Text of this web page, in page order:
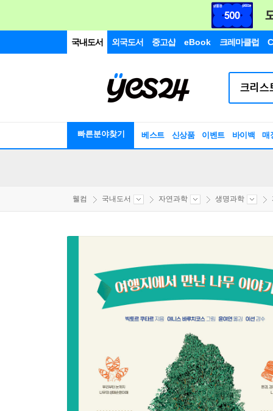
국내도서 외국도서 중고샵 eBook 크레마클럽
빠른분야찾기 베스트 신상품 이벤트 바이백 매
웰컴 국내도서 자연과학 생명과학